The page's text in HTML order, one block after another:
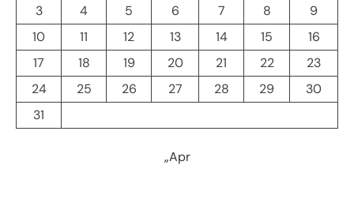
3
4 5 6 7 8
9
10
11 12 13 14 15
16
17
18 19 20 21 22
23
24
25 26 27 28 29
30
31
„Apr